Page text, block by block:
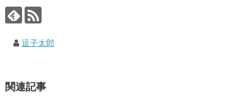
逗子太郎
関連記事